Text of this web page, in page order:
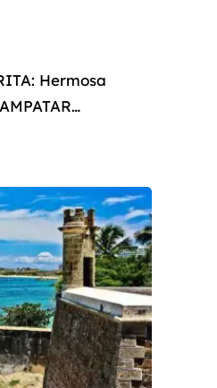
Hermosa
natural?
de esta
ubicada en
Pampatar,
Venezuela.
paz y
pasos […]